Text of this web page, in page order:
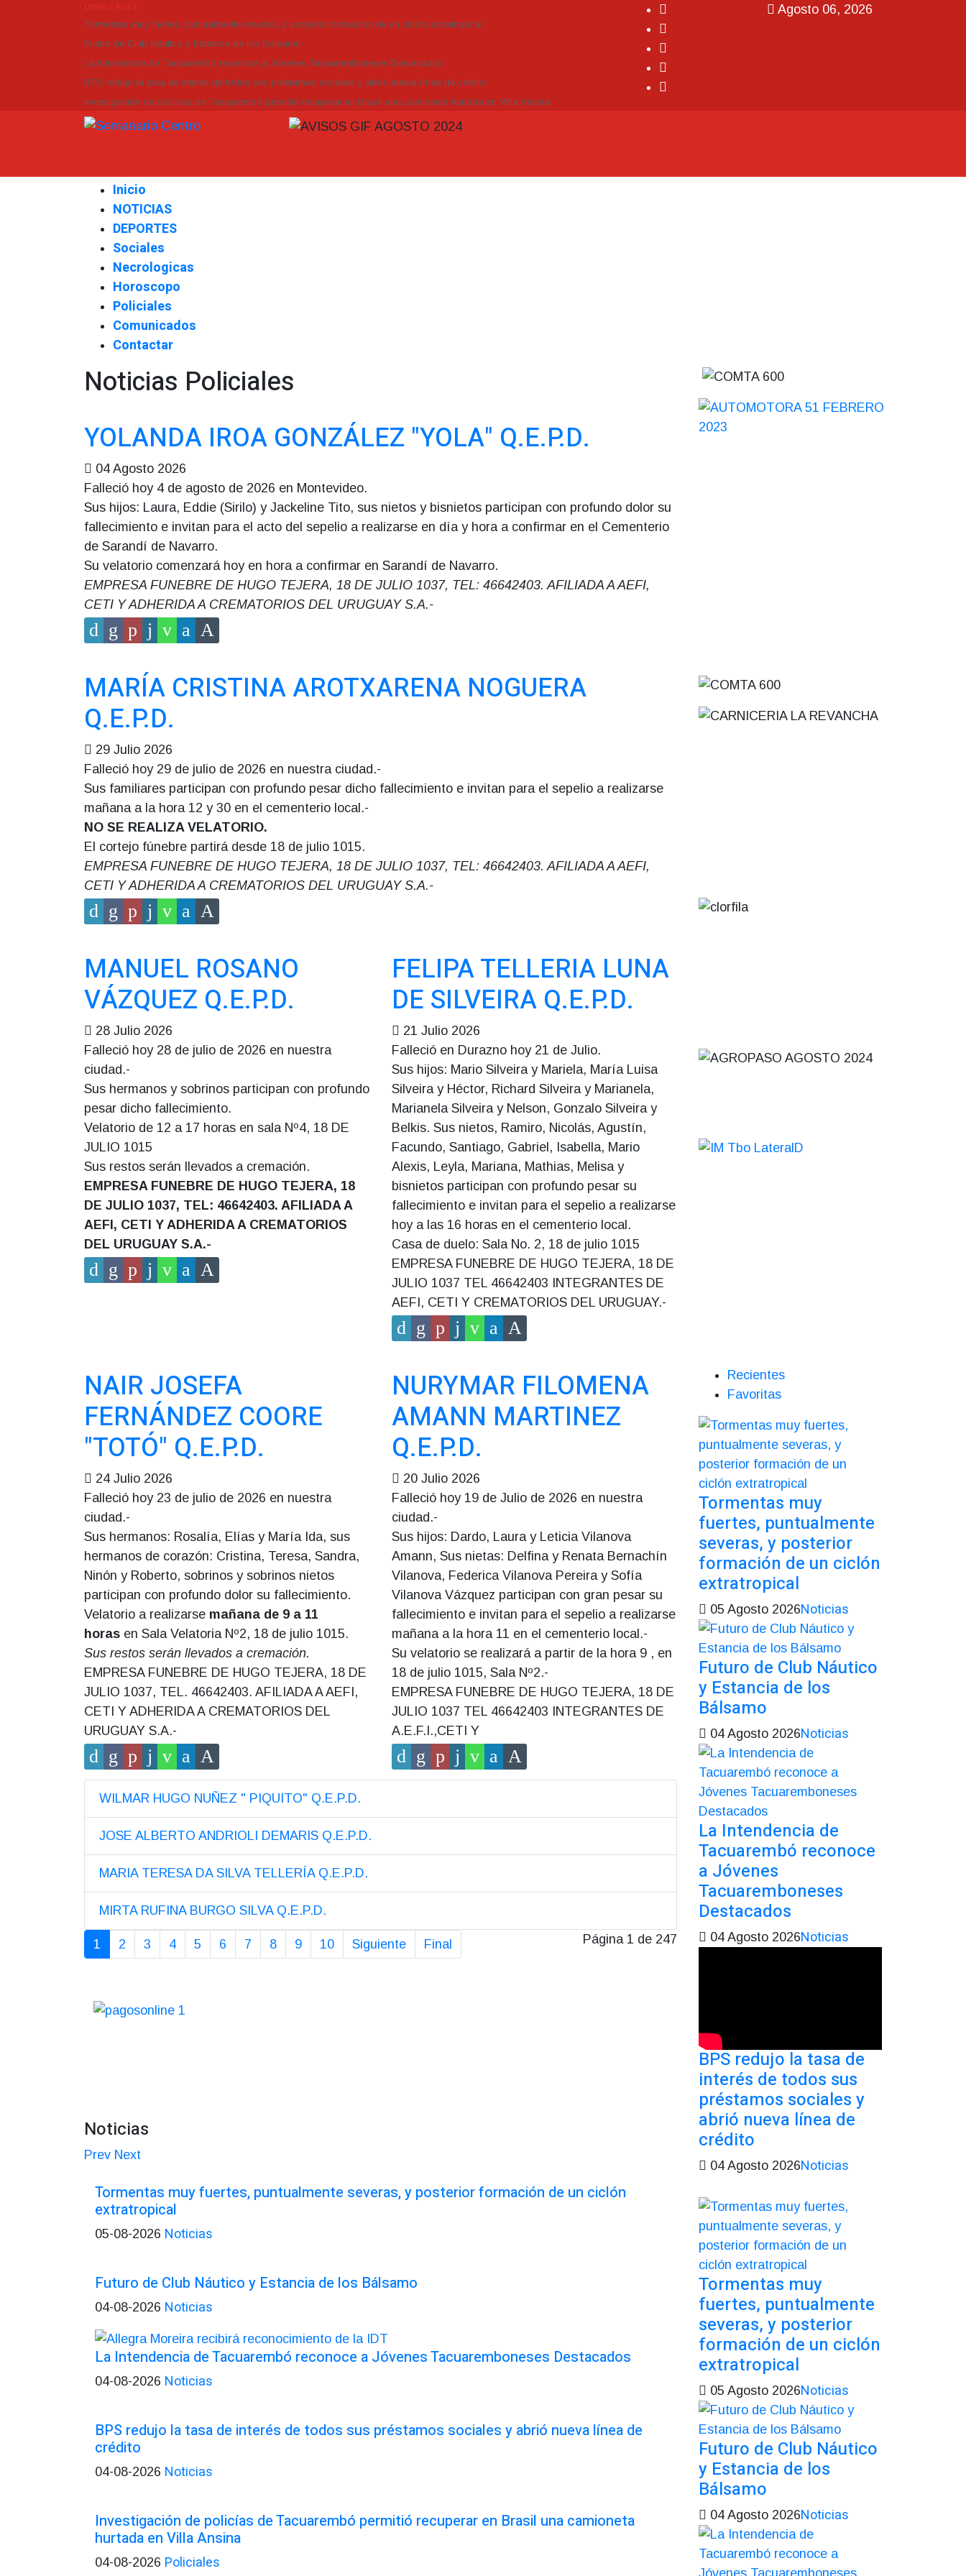
Tormentas muy fuertes, puntualmente severas, y posterior formación de un ciclón extratropical
Futuro de Club Náutico y Estancia de los Bálsamo
La Intendencia de Tacuarembó reconoce a Jóvenes Tacuaremboneses Destacados
BPS redujo la tasa de interés de todos sus préstamos sociales y abrió nueva línea de crédito
Investigación de policías de Tacuarembó permitió recuperar en Brasil una camioneta hurtada en Villa Ansina
Agosto 06, 2026
Inicio
NOTICIAS
DEPORTES
Sociales
Necrologicas
Horoscopo
Policiales
Comunicados
Contactar
Noticias Policiales
YOLANDA IROA GONZÁLEZ "YOLA" Q.E.P.D.
04 Agosto 2026
Falleció hoy 4 de agosto de 2026 en Montevideo.
Sus hijos: Laura, Eddie (Sirilo) y Jackeline Tito, sus nietos y bisnietos participan con profundo dolor su
fallecimiento e invitan para el acto del sepelio a realizarse en día y hora a confirmar en el Cementerio
de Sarandí de Navarro.
Su velatorio comenzará hoy en hora a confirmar en Sarandí de Navarro.
EMPRESA FUNEBRE DE HUGO TEJERA, 18 DE JULIO 1037, TEL: 46642403. AFILIADA A AEFI,
CETI Y ADHERIDA A CREMATORIOS DEL URUGUAY S.A.-
MARÍA CRISTINA AROTXARENA NOGUERA
Q.E.P.D.
29 Julio 2026
Falleció hoy 29 de julio de 2026 en nuestra ciudad.-
Sus familiares participan con profundo pesar dicho fallecimiento e invitan para el sepelio a realizarse
mañana a la hora 12 y 30 en el cementerio local.-
NO SE REALIZA VELATORIO.
El cortejo fúnebre partirá desde 18 de julio 1015.
EMPRESA FUNEBRE DE HUGO TEJERA, 18 DE JULIO 1037, TEL: 46642403. AFILIADA A AEFI,
CETI Y ADHERIDA A CREMATORIOS DEL URUGUAY S.A.-
MANUEL ROSANO
VÁZQUEZ Q.E.P.D.
28 Julio 2026
Falleció hoy 28 de julio de 2026 en nuestra
ciudad.-
Sus hermanos y sobrinos participan con profundo
pesar dicho fallecimiento.
Velatorio de 12 a 17 horas en sala Nº4, 18 DE
JULIO 1015
Sus restos serán llevados a cremación.
EMPRESA FUNEBRE DE HUGO TEJERA, 18
DE JULIO 1037, TEL: 46642403. AFILIADA A
AEFI, CETI Y ADHERIDA A CREMATORIOS
DEL URUGUAY S.A.-
FELIPA TELLERIA LUNA
DE SILVEIRA Q.E.P.D.
21 Julio 2026
Falleció en Durazno hoy 21 de Julio.
Sus hijos: Mario Silveira y Mariela, María Luisa
Silveira y Héctor, Richard Silveira y Marianela,
Marianela Silveira y Nelson, Gonzalo Silveira y
Belkis. Sus nietos, Ramiro, Nicolás, Agustín,
Facundo, Santiago, Gabriel, Isabella, Mario
Alexis, Leyla, Mariana, Mathias, Melisa y
bisnietos participan con profundo pesar su
fallecimiento e invitan para el sepelio a realizarse
hoy a las 16 horas en el cementerio local.
Casa de duelo: Sala No. 2, 18 de julio 1015
EMPRESA FUNEBRE DE HUGO TEJERA, 18 DE
JULIO 1037 TEL 46642403 INTEGRANTES DE
AEFI, CETI Y CREMATORIOS DEL URUGUAY.-
NAIR JOSEFA
FERNÁNDEZ COORE
"TOTÓ" Q.E.P.D.
24 Julio 2026
Falleció hoy 23 de julio de 2026 en nuestra
ciudad.-
Sus hermanos: Rosalía, Elías y María Ida, sus
hermanos de corazón: Cristina, Teresa, Sandra,
Ninón y Roberto, sobrinos y sobrinos nietos
participan con profundo dolor su fallecimiento.
Velatorio a realizarse mañana de 9 a 11
horas en Sala Velatoria Nº2, 18 de julio 1015.
Sus restos serán llevados a cremación.
EMPRESA FUNEBRE DE HUGO TEJERA, 18 DE
JULIO 1037, TEL. 46642403. AFILIADA A AEFI,
CETI Y ADHERIDA A CREMATORIOS DEL
URUGUAY S.A.-
NURYMAR FILOMENA
AMANN MARTINEZ
Q.E.P.D.
20 Julio 2026
Falleció hoy 19 de Julio de 2026 en nuestra
ciudad.-
Sus hijos: Dardo, Laura y Leticia Vilanova
Amann, Sus nietas: Delfina y Renata Bernachín
Vilanova, Federica Vilanova Pereira y Sofía
Vilanova Vázquez participan con gran pesar su
fallecimiento e invitan para el sepelio a realizarse
mañana a la hora 11 en el cementerio local.-
Su velatorio se realizará a partir de la hora 9 , en
18 de julio 1015, Sala Nº2.-
EMPRESA FUNEBRE DE HUGO TEJERA, 18 DE
JULIO 1037 TEL 46642403 INTEGRANTES DE
A.E.F.I.,CETI Y
WILMAR HUGO NUÑEZ " PIQUITO" Q.E.P.D.
JOSE ALBERTO ANDRIOLI DEMARIS Q.E.P.D.
MARIA TERESA DA SILVA TELLERÍA Q.E.P.D.
MIRTA RUFINA BURGO SILVA Q.E.P.D.
1 2 3 4 5 6 7 8 9 10 Siguiente Final Página 1 de 247
Noticias
Prev Next
Tormentas muy fuertes, puntualmente severas, y posterior formación de un ciclón
extratropical
05-08-2026 Noticias
Futuro de Club Náutico y Estancia de los Bálsamo
04-08-2026 Noticias
La Intendencia de Tacuarembó reconoce a Jóvenes Tacuaremboneses Destacados
04-08-2026 Noticias
BPS redujo la tasa de interés de todos sus préstamos sociales y abrió nueva línea de
crédito
04-08-2026 Noticias
Investigación de policías de Tacuarembó permitió recuperar en Brasil una camioneta
hurtada en Villa Ansina
04-08-2026 Policiales
Recientes
Favoritas
Tormentas muy
fuertes, puntualmente
severas, y posterior
formación de un ciclón
extratropical
05 Agosto 2026Noticias
Futuro de Club Náutico
y Estancia de los
Bálsamo
04 Agosto 2026Noticias
La Intendencia de
Tacuarembó reconoce
a Jóvenes
Tacuaremboneses
Destacados
04 Agosto 2026Noticias
BPS redujo la tasa de
interés de todos sus
préstamos sociales y
abrió nueva línea de
crédito
04 Agosto 2026Noticias
Tormentas muy
fuertes, puntualmente
severas, y posterior
formación de un ciclón
extratropical
05 Agosto 2026Noticias
Futuro de Club Náutico
y Estancia de los
Bálsamo
04 Agosto 2026Noticias